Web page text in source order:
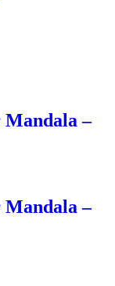
Mandala –
Mandala –